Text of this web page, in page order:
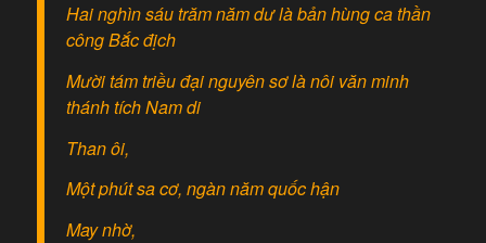
Hai nghìn sáu trăm năm dư là bản hùng ca thần
công Bắc địch
Mười tám triều đại nguyên sơ là nôi văn minh
thánh tích Nam di
Than ôi,
Một phút sa cơ, ngàn năm quốc hận
May nhờ,